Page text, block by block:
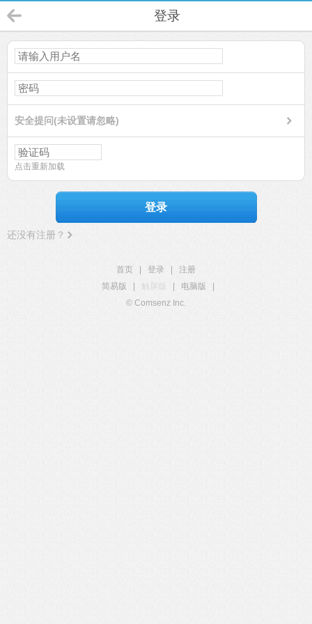
登录
安全提问(未设置请忽略)
点击重新加载
登录
还没有注册？
首页 登录
注册
简易版
触屏版 电脑版
© Comsenz Inc.